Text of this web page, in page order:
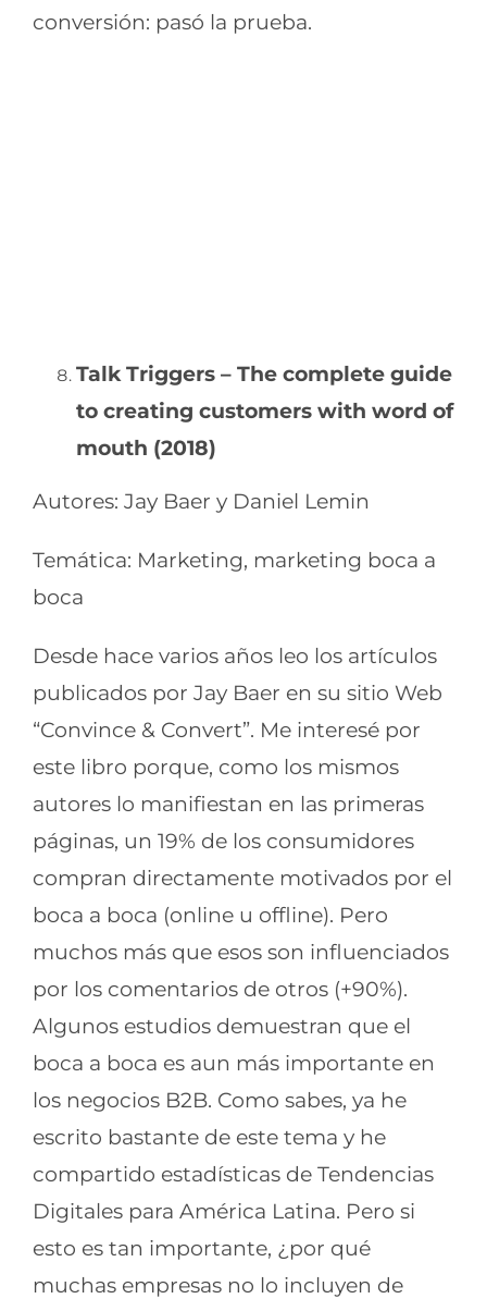
conversión: pasó la prueba.
Talk Triggers – The complete guide
to creating customers with word of
mouth (2018)
Autores: Jay Baer y Daniel Lemin
Temática: Marketing, marketing boca a
boca
Desde hace varios años leo los artículos
publicados por Jay Baer en su sitio Web
“Convince & Convert”. Me interesé por
este libro porque, como los mismos
autores lo manifiestan en las primeras
páginas, un 19% de los consumidores
compran directamente motivados por el
boca a boca (online u offline). Pero
muchos más que esos son influenciados
por los comentarios de otros (+90%).
Algunos estudios demuestran que el
boca a boca es aun más importante en
los negocios B2B. Como sabes, ya he
escrito bastante de este tema y he
compartido estadísticas de Tendencias
Digitales para América Latina. Pero si
esto es tan importante, ¿por qué
muchas empresas no lo incluyen de